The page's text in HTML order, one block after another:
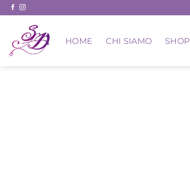
Skip
to
content
HOME
CHI SIAMO SHOP